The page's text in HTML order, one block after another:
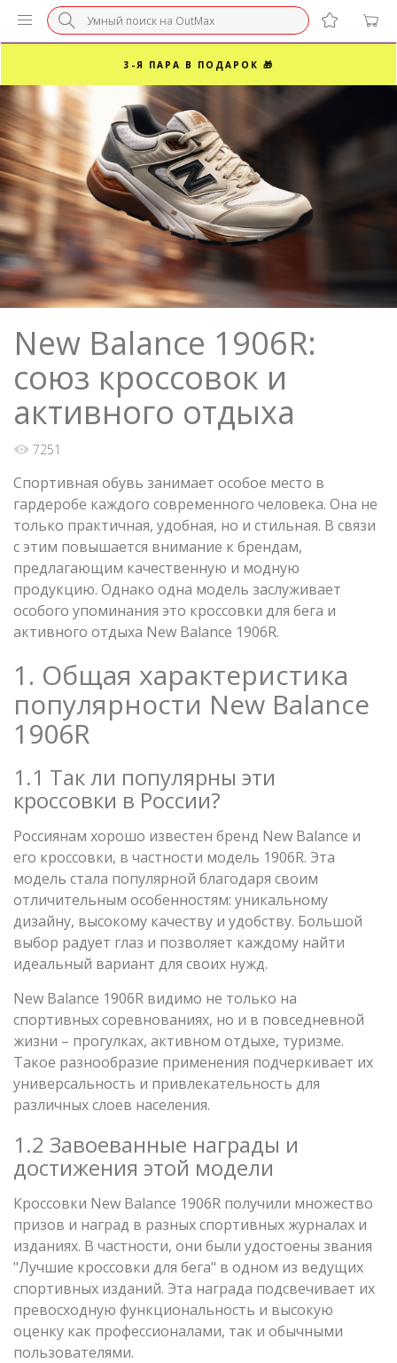
БЕЗ НАЦЕНКИ МАРКЕТПЛЕЙСОВ ⚡ ВАШ РАЗМЕР
3-Я ПАРА В ПОДАРОК 🎁
ПОСЛЕДНИЕ РАЗМЕРЫ ОТ 1500₽⚡️
СУПЕРАКЦИЯ 🔥 2-Я ПАРА -50%
New Balance 1906R:
союз кроссовок и
активного отдыха
7251
Спортивная обувь занимает особое место в
гардеробе каждого современного человека. Она не
только практичная, удобная, но и стильная. В связи
с этим повышается внимание к брендам,
предлагающим качественную и модную
продукцию. Однако одна модель заслуживает
особого упоминания это кроссовки для бега и
активного отдыха New Balance 1906R.
1. Общая характеристика
популярности New Balance
1906R
1.1 Так ли популярны эти
кроссовки в России?
Россиянам хорошо известен бренд New Balance и
его кроссовки, в частности модель 1906R. Эта
модель стала популярной благодаря своим
отличительным особенностям: уникальному
дизайну, высокому качеству и удобству. Большой
выбор радует глаз и позволяет каждому найти
идеальный вариант для своих нужд.
New Balance 1906R видимо не только на
спортивных соревнованиях, но и в повседневной
жизни – прогулках, активном отдыхе, туризме.
Такое разнообразие применения подчеркивает их
универсальность и привлекательность для
различных слоев населения.
1.2 Завоеванные награды и
достижения этой модели
Кроссовки New Balance 1906R получили множество
призов и наград в разных спортивных журналах и
изданиях. В частности, они были удостоены звания
"Лучшие кроссовки для бега" в одном из ведущих
спортивных изданий. Эта награда подсвечивает их
превосходную функциональность и высокую
оценку как профессионалами, так и обычными
пользователями.